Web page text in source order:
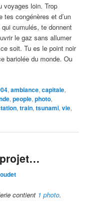
voyages loin. Trop
tes congénères et d’un
qui cumulés, te donnent
le gaz sans allumer
soit. Tu es le point noir
bariolée du monde. Ou
,ambiance,capitale,
,people,photo,
,train,tsunami,vie,
projet…
contient 1 photo.